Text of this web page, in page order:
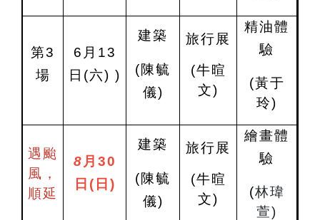
第3
場
6 月13
日 (六) )
建築
(陳毓
儀)
旅行展
(牛暄
文)
精油體
驗
(黃于
玲)
遇颱
風，
順延
8 月30
日 (日 )
建築
(陳毓
儀)
旅行展
(牛暄
文)
繪畫體
驗
(林瑋
萱)